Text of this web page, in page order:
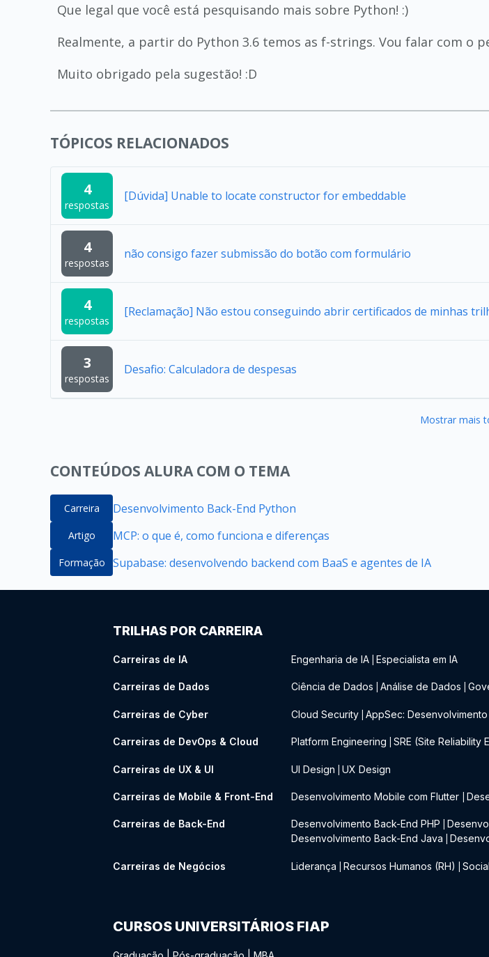
Que legal que você está pesquisando mais sobre Python! :)
Realmente, a partir do Python 3.6 temos as f-strings. Vou falar com o
Muito obrigado pela sugestão! :D
TÓPICOS RELACIONADOS
4
respostas
[Dúvida] Unable to locate constructor for embeddable
4
respostas
não consigo fazer submissão do botão com formulário
4
respostas
[Reclamação] Não estou conseguindo abrir certificados de minhas
3
respostas
Desafio: Calculadora de despesas
Mostrar mais
CONTEÚDOS ALURA COM O TEMA
Carreira Desenvolvimento Back-End Python
Artigo MCP: o que é, como funciona e diferenças
Formação Supabase: desenvolvendo backend com BaaS e agentes de IA
TRILHAS POR CARREIRA
Carreiras de IA Engenharia de IA Especialista em IA
Carreiras de Dados Ciência de Dados Análise de Dados
Carreiras de Cyber Cloud Security AppSec:
Carreiras de DevOps & Cloud Platform Engineering SRE (Site Reliability
Carreiras de UX & UI UI Design UX Design
Carreiras de Mobile & Front-End Desenvolvimento Mobile com Flutter
Carreiras de Back-End Desenvolvimento Back-End PHP
Desenvolvimento Back-End Java
Carreiras de Negócios Liderança Recursos Humanos (RH)
CURSOS UNIVERSITÁRIOS FIAP